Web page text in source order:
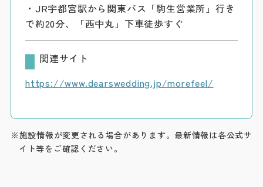
・JR宇都宮駅から関東バス「駒生営業所」行き
で約20分、「西中丸」下車徒歩すぐ
関連サイト
https://www.dearswedding.jp/morefeel/
※施設情報が変更される場合があります。最新情報は各公式サ
イト等をご確認ください。